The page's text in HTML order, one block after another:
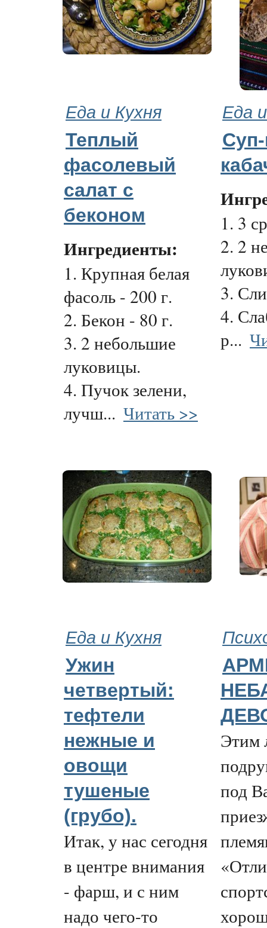
Еда и Кухня Еда
Теплый
фасолевый
салат с
беконом
Ингредиенты:
1. Крупная белая
фасоль - 200 г.
2. Бекон - 80 г.
3. 2 небольшие
луковицы.
4. Пучок зелени,
лучш... Читать >>
1. 3
2. 2
3.
4.
р...
Еда и Кухня
Ужин
четвертый:
тефтели
нежные и
овощи
тушеные
(грубо).
Итак, у нас сегодня
в центре внимания
- фарш, и с ним
надо чего-то
Этим
под